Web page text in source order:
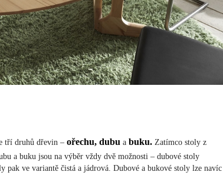
tří druhů dřevin – ořechu, dubu a buku. Zatímco stoly z
a buku jsou na výběr vždy dvě možnosti – dubové stoly
pak ve variantě čistá a jádrová. Dubové a bukové stoly lze navíc